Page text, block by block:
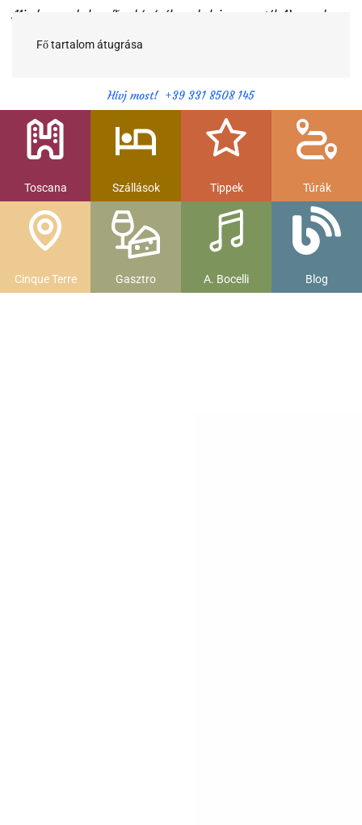
Fő tartalom átugrása
Minden egy helyen Toszkánáról egy helyi magyartól. Nemcsak a
és gasztronomia....
Hívj most! +39 331 8508 145
Toscana Szállások Tippek Túrák
Cinque Terre Gasztro A. Bocelli Blog